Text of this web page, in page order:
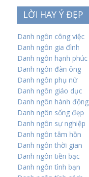
LỜI HAY Ý ĐẸP
Danh ngôn công việc
Danh ngôn gia đình
Danh ngôn hạnh phúc
Danh ngôn đàn ông
Danh ngôn phụ nữ
Danh ngôn giáo dục
Danh ngôn hành động
Danh ngôn sống đẹp
Danh ngôn sự nghiệp
Danh ngôn tâm hồn
Danh ngôn thời gian
Danh ngôn tiền bạc
Danh ngôn tình bạn